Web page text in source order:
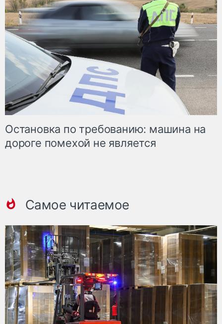
Остановка по требованию: машина на
дороге помехой не является
Самое читаемое